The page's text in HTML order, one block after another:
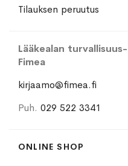
Tilauksen peruutus
Lääkealan
Fimea
kirjaamo@fimea.fi
Puh. 029 522 3341
ONLINE SHOP